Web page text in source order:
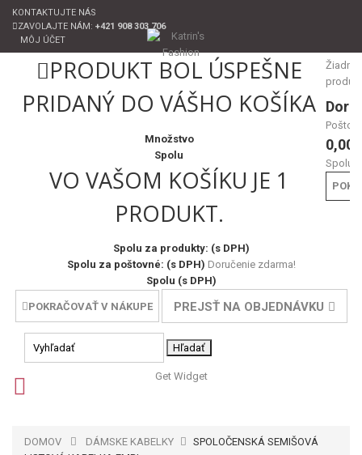
KONTAKTUJTE NÁS
ZAVOLAJTE NÁM: +421 908 303 706
MÔJ ÚČET
Žiadne
0,00
Spolu
PRODUKT BOL ÚSPEŠNE
PRIDANÝ DO VÁŠHO KOŠÍKA
Množstvo
Spolu
VO VAŠOM KOŠÍKU JE 1
PRODUKT.
Spolu za produkty: (s DPH)
Spolu za poštovné: (s DPH) Doručenie zdarma!
Spolu (s DPH)
POKRAČOVAŤ V NÁKUPE PREJSŤ NA OBJEDNÁVKU
Hľadať
Get Widget
DOMOV DÁMSKE KABELKY
SPOLOČENSKÁ SEMIŠOVÁ